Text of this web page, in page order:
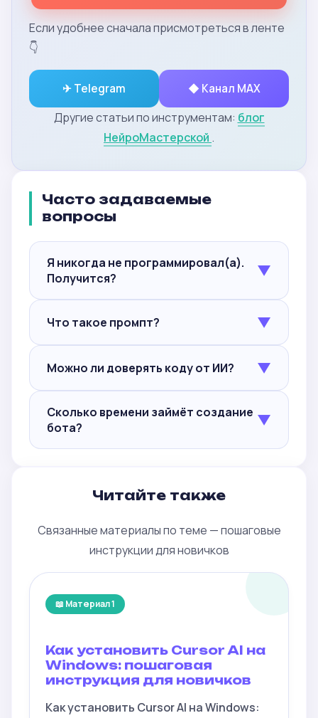
Если удобнее сначала присмотреться в ленте
👇
✈ Telegram ◆ Канал MAX
Другие статьи по инструментам: блог
НейроМастерской .
Часто задаваемые
вопросы
Я никогда не программировал(а).
Получится?
▼
Что такое промпт? ▼
Можно ли доверять коду от ИИ? ▼
Сколько времени займёт создание
бота?
▼
Читайте также
Связанные материалы по теме — пошаговые
инструкции для новичков
📖 Материал 1
Как установить Cursor AI на
Windows: пошаговая
инструкция для новичков
Как установить Cursor AI на Windows: